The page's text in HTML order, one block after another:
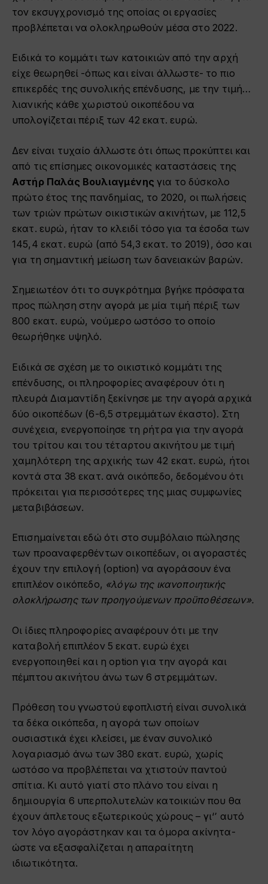
τον εκσυγχρονισμό της οποίας οι εργασίες
προβλέπεται να ολοκληρωθούν μέσα στο 2022.
Ειδικά το κομμάτι των κατοικιών από την αρχή
είχε θεωρηθεί -όπως και είναι άλλωστε- το πιο
επικερδές της συνολικής επένδυσης, με την τιμή…
λιανικής κάθε χωριστού οικοπέδου να
υπολογίζεται πέριξ των 42 εκατ. ευρώ.
Δεν είναι τυχαίο άλλωστε ότι όπως προκύπτει και
από τις επίσημες οικονομικές καταστάσεις της
Αστήρ Παλάς Βουλιαγμένης για το δύσκολο
πρώτο έτος της πανδημίας, το 2020, οι πωλήσεις
των τριών πρώτων οικιστικών ακινήτων, με 112,5
εκατ. ευρώ, ήταν το κλειδί τόσο για τα έσοδα των
145,4 εκατ. ευρώ (από 54,3 εκατ. το 2019), όσο και
για τη σημαντική μείωση των δανειακών βαρών.
Σημειωτέον ότι το συγκρότημα βγήκε πρόσφατα
προς πώληση στην αγορά με μία τιμή πέριξ των
800 εκατ. ευρώ, νούμερο ωστόσο το οποίο
θεωρήθηκε υψηλό.
Ειδικά σε σχέση με το οικιστικό κομμάτι της
επένδυσης, οι πληροφορίες αναφέρουν ότι η
πλευρά Διαμαντίδη ξεκίνησε με την αγορά αρχικά
δύο οικοπέδων (6-6,5 στρεμμάτων έκαστο). Στη
συνέχεια, ενεργοποίησε τη ρήτρα για την αγορά
του τρίτου και του τέταρτου ακινήτου με τιμή
χαμηλότερη της αρχικής των 42 εκατ. ευρώ, ήτοι
κοντά στα 38 εκατ. ανά οικόπεδο, δεδομένου ότι
πρόκειται για περισσότερες της μιας συμφωνίες
μεταβιβάσεων.
Επισημαίνεται εδώ ότι στο συμβόλαιο πώλησης
των προαναφερθέντων οικοπέδων, οι αγοραστές
έχουν την επιλογή (option) να αγοράσουν ένα
επιπλέον οικόπεδο, «λόγω της ικανοποιητικής
ολοκλήρωσης των προηγούμενων προϋποθέσεων».
Οι ίδιες πληροφορίες αναφέρουν ότι με την
καταβολή επιπλέον 5 εκατ. ευρώ έχει
ενεργοποιηθεί και η option για την αγορά και
πέμπτου ακινήτου άνω των 6 στρεμμάτων.
Πρόθεση του γνωστού εφοπλιστή είναι συνολικά
τα δέκα οικόπεδα, η αγορά των οποίων
ουσιαστικά έχει κλείσει, με έναν συνολικό
λογαριασμό άνω των 380 εκατ. ευρώ, χωρίς
ωστόσο να προβλέπεται να χτιστούν παντού
σπίτια. Κι αυτό γιατί στο πλάνο του είναι η
δημιουργία 6 υπερπολυτελών κατοικιών που θα
έχουν άπλετους εξωτερικούς χώρους – γι‘՚ αυτό
τον λόγο αγοράστηκαν και τα όμορα ακίνητα-
ώστε να εξασφαλίζεται η απαραίτητη
ιδιωτικότητα.